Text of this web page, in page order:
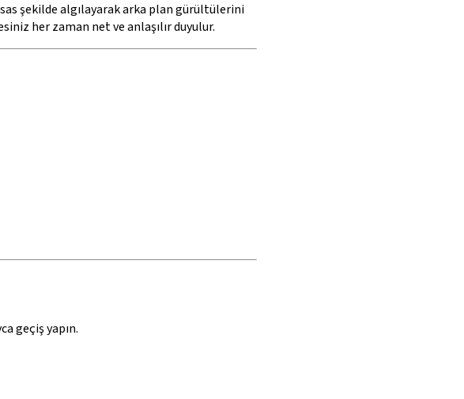
şekilde algılayarak arka plan gürültülerini
her zaman net ve anlaşılır duyulur.
geçiş yapın.